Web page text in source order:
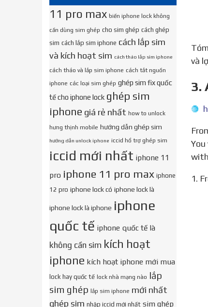
Tóm tắt: Tạm thời eSIM chỉ hỗ trợ trên một số dòng iPhone. Kích hoạt eSIM mang đến nhiều trải nghiệm
và
3.
From the Cellular menu in Settings, select the desired eSIM number. Select Remove Cellular Plan. Note:
11 pro max biến iphone lock không
cần dùng sim ghép cho sim ghép cách ghép
sim cách lắp sim iphone cách lắp sim
và kích hoạt sim cách tháo lắp sim iphone
cách tháo và lắp sim iphone cách tắt nguồn
iphone các loại sim ghép ghép sim fix quốc
tế cho iphone lock ghép sim
iphone giá rẻ nhất how to unlock
hưng thịnh mobile hướng dẫn ghép sim
hướng dẫn unlock iphone iccid hổ trợ ghép sim
iccid mới nhất iphone 11
pro iphone 11 pro max iphone
12 pro iphone lock có iphone lock là
iphone lock là iphone iphone
quốc tế iphone quốc tế là
không cần sim kích hoạt
iphone kích hoạt iphone mới mua
lock hay quốc tế lock nhà mạng nào lắp
sim ghép lắp sim iphone mới nhất
ghép sim nhập iccid mới nhất sim ghép